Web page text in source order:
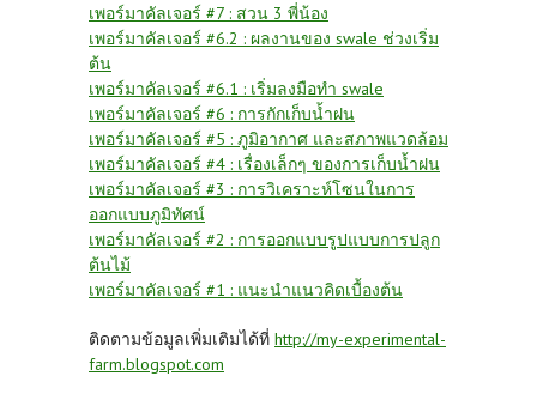
เพอร์มาคัลเจอร์ #7 : สวน 3 พี่น้อง
เพอร์มาคัลเจอร์ #6.2 : ผลงานของ swale ช่วงเริ่ม
ต้น
เพอร์มาคัลเจอร์ #6.1 : เริ่มลงมือทำ swale
เพอร์มาคัลเจอร์ #6 : การกักเก็บน้ำฝน
เพอร์มาคัลเจอร์ #5 : ภูมิอากาศ และสภาพแวดล้อม
เพอร์มาคัลเจอร์ #4 : เรื่องเล็กๆ ของการเก็บน้ำฝน
เพอร์มาคัลเจอร์ #3 : การวิเคราะห์โซนในการ
ออกแบบภูมิทัศน์
เพอร์มาคัลเจอร์ #2 : การออกแบบรูปแบบการปลูก
ต้นไม้
เพอร์มาคัลเจอร์ #1 : แนะนำแนวคิดเบื้องต้น
ติดตามข้อมูลเพิ่มเติมได้ที่ http://my-experimental-
farm.blogspot.com